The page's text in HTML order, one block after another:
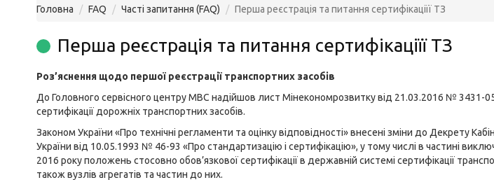
Головна FAQ Часті запитання (FAQ) Перша реєстрація та питання сертифікаціїї ТЗ
Перша реєстрація та питання сертифікаціїї ТЗ
Роз’яснення щодо першої реєстрації транспортних засобів
До Головного сервісного центру МВС надійшов лист Мінекономрозвитку від 21.03.2016 № 3431-
сертифікації дорожніх транспортних засобів.
Законом України «Про технічні регламенти та оцінку відповідності» внесені зміни до Декрету
України від 10.05.1993 № 46-93 «Про стандартизацію і сертифікацію», у тому числі в частині
2016 року положень стосовно обов’язкової сертифікації в державній системі сертифікації
також вузлів агрегатів та частин до них.